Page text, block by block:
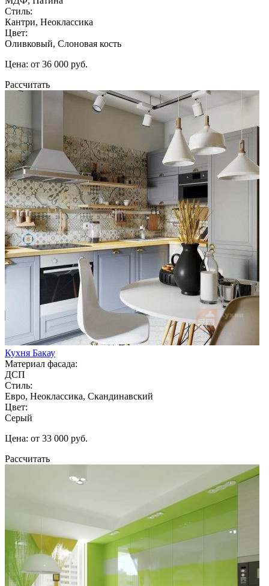
Стиль:
Кантри, Неоклассика
Цвет:
Оливковый, Слоновая кость
Цена: от 36 000 руб.
Рассчитать
Кухня Бакау
Материал фасада:
ДСП
Стиль:
Евро, Неоклассика, Скандинавский
Цвет:
Серый
Цена: от 33 000 руб.
Рассчитать